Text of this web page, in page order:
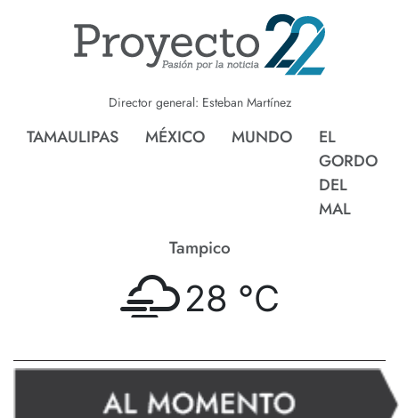
Director general: Esteban Martínez
TAMAULIPAS MÉXICO MUNDO
EL
GORDO
DEL
MAL
Tampico
28 °C